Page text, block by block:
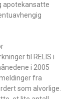
apotekansatte
til RELIS i
i 2005
fra
som alvorlige.